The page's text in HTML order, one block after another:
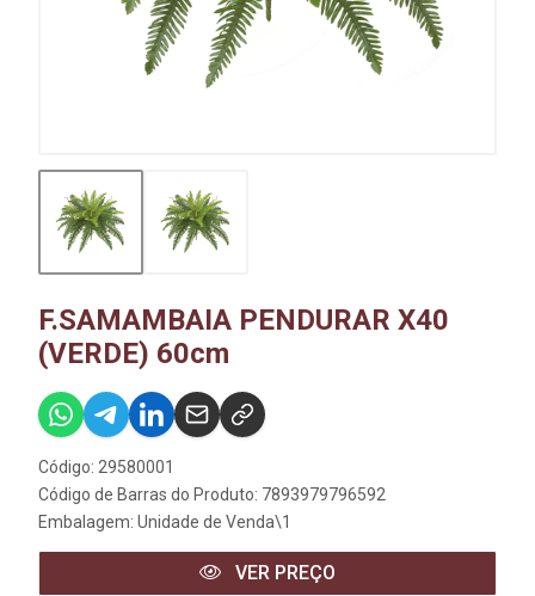
F.SAMAMBAIA PENDURAR X40
(VERDE) 60cm
Código: 29580001
Código de Barras do Produto: 7893979796592
Embalagem: Unidade de Venda\1
VER PREÇO